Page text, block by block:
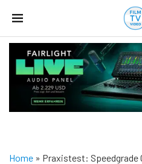
Home » Praxistest: Speedgrade